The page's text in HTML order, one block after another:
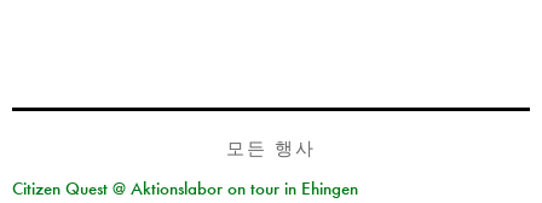
모든 행사
Citizen Quest @ Aktionslabor on tour in Ehingen